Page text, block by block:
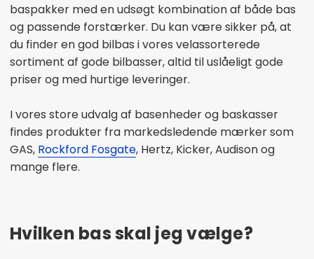
baspakker med en udsøgt kombination af både bas
og passende forstærker. Du kan være sikker på, at
du finder en god bilbas i vores velassorterede
sortiment af gode bilbasser, altid til uslåeligt gode
priser og med hurtige leveringer.
I vores store udvalg af basenheder og baskasser
findes produkter fra markedsledende mærker som
GAS, Rockford Fosgate, Hertz, Kicker, Audison og
mange flere.
Hvilken bas skal jeg vælge?